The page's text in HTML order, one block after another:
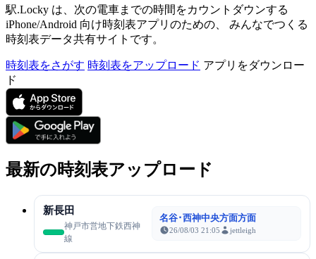
駅.Locky は、次の電車までの時間をカウントダウンする
iPhone/Android 向け時刻表アプリのための、 みんなでつくる
時刻表データ共有サイトです。
時刻表をさがす 時刻表をアップロード アプリをダウンロー
ド
最新の時刻表アップロード
新長田
神戸市営地下鉄西神
線
名谷･西神中央方面方面
26/08/03 21:05 jettleigh